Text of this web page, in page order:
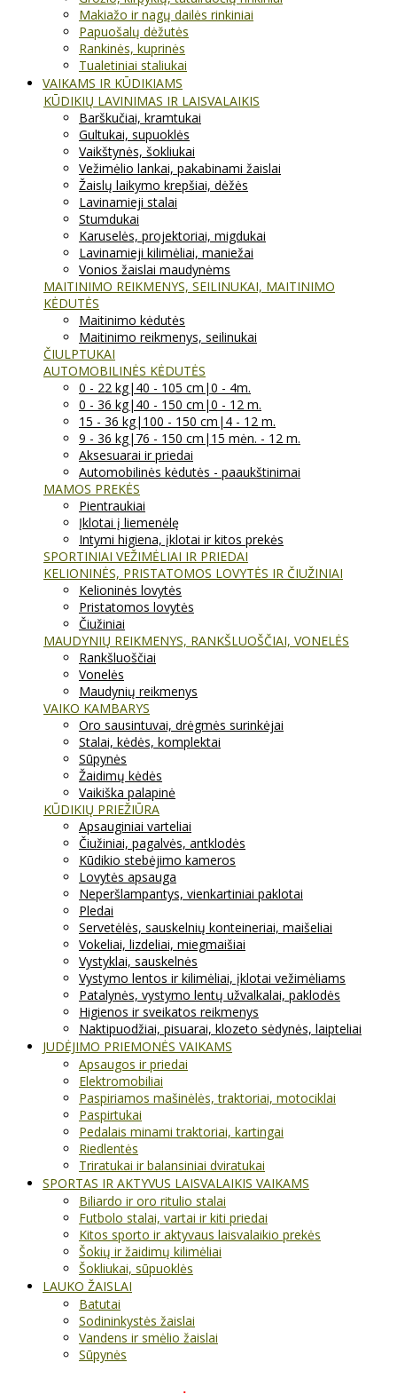
Makiažo ir nagų dailės rinkiniai
Papuošalų dėžutės
Rankinės, kuprinės
Tualetiniai staliukai
VAIKAMS IR KŪDIKIAMS
KŪDIKIŲ LAVINIMAS IR LAISVALAIKIS
Barškučiai, kramtukai
Gultukai, supuoklės
Vaikštynės, šokliukai
Vežimėlio lankai, pakabinami žaislai
Žaislų laikymo krepšiai, dėžės
Lavinamieji stalai
Stumdukai
Karuselės, projektoriai, migdukai
Lavinamieji kilimėliai, maniežai
Vonios žaislai maudynėms
MAITINIMO REIKMENYS, SEILINUKAI, MAITINIMO
KĖDUTĖS
Maitinimo kėdutės
Maitinimo reikmenys, seilinukai
ČIULPTUKAI
AUTOMOBILINĖS KĖDUTĖS
0 - 22 kg|40 - 105 cm|0 - 4m.
0 - 36 kg|40 - 150 cm|0 - 12 m.
15 - 36 kg|100 - 150 cm|4 - 12 m.
9 - 36 kg|76 - 150 cm|15 mėn. - 12 m.
Aksesuarai ir priedai
Automobilinės kėdutės - paaukštinimai
MAMOS PREKĖS
Pientraukiai
Įklotai į liemenėlę
Intymi higiena, įklotai ir kitos prekės
SPORTINIAI VEŽIMĖLIAI IR PRIEDAI
KELIONINĖS, PRISTATOMOS LOVYTĖS IR ČIUŽINIAI
Kelioninės lovytės
Pristatomos lovytės
Čiužiniai
MAUDYNIŲ REIKMENYS, RANKŠLUOŠČIAI, VONELĖS
Rankšluoščiai
Vonelės
Maudynių reikmenys
VAIKO KAMBARYS
Oro sausintuvai, drėgmės surinkėjai
Stalai, kėdės, komplektai
Sūpynės
Žaidimų kėdės
Vaikiška palapinė
KŪDIKIŲ PRIEŽIŪRA
Apsauginiai varteliai
Čiužiniai, pagalvės, antklodės
Kūdikio stebėjimo kameros
Lovytės apsauga
Neperšlampantys, vienkartiniai paklotai
Pledai
Servetėlės, sauskelnių konteineriai, maišeliai
Vokeliai, lizdeliai, miegmaišiai
Vystyklai, sauskelnės
Vystymo lentos ir kilimėliai, įklotai vežimėliams
Patalynės, vystymo lentų užvalkalai, paklodės
Higienos ir sveikatos reikmenys
Naktipuodžiai, pisuarai, klozeto sėdynės, laipteliai
JUDĖJIMO PRIEMONĖS VAIKAMS
Apsaugos ir priedai
Elektromobiliai
Paspiriamos mašinėlės, traktoriai, motociklai
Paspirtukai
Pedalais minami traktoriai, kartingai
Riedlentės
Triratukai ir balansiniai dviratukai
SPORTAS IR AKTYVUS LAISVALAIKIS VAIKAMS
Biliardo ir oro ritulio stalai
Futbolo stalai, vartai ir kiti priedai
Kitos sporto ir aktyvaus laisvalaikio prekės
Šokių ir žaidimų kilimėliai
Šokliukai, sūpuoklės
LAUKO ŽAISLAI
Batutai
Sodininkystės žaislai
Vandens ir smėlio žaislai
Sūpynės